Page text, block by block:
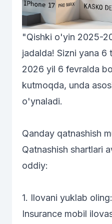
"Qishki o'yin 2025-
jadalda! Sizni yana
2026 yil 6 fevralda
kutmoqda, unda
o'ynaladi.
Qanday qatnashish
Qatnashish shartlari
oddiy:
1. Ilovani yuklab oling:
Insurance mobil